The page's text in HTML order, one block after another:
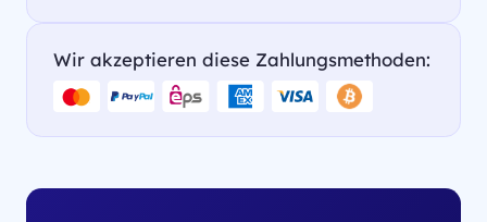
Wir akzeptieren diese Zahlungsmethoden: